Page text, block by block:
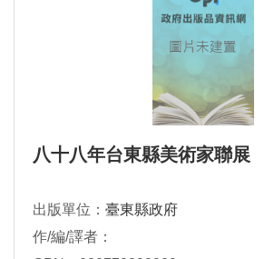
八十八年台東縣美術家聯展
出版單位： 臺東縣政府
作/編/譯者：